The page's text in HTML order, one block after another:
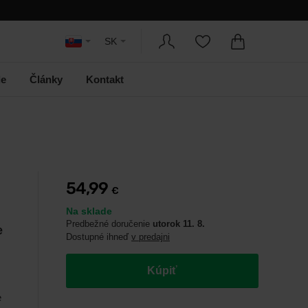
SK
Články Kontakt
54,99 €
Na sklade
Predbežné doručenie utorok 11. 8.
Dostupné ihneď v predajni
Kúpiť